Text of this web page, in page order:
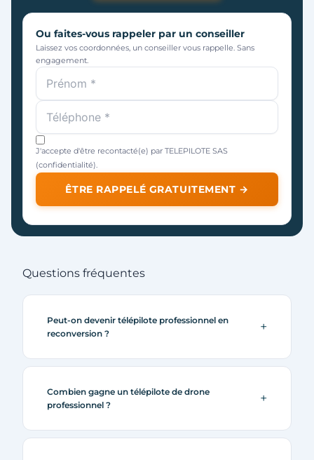
Ou faites-vous rappeler par un conseiller
Laissez vos coordonnées, un conseiller vous rappelle. Sans
engagement.
J'accepte d'être recontacté(e) par TELEPILOTE SAS
(confidentialité).
ÊTRE RAPPELÉ GRATUITEMENT →
Questions fréquentes
Peut-on devenir télépilote professionnel en
reconversion ?
Combien gagne un télépilote de drone
professionnel ?